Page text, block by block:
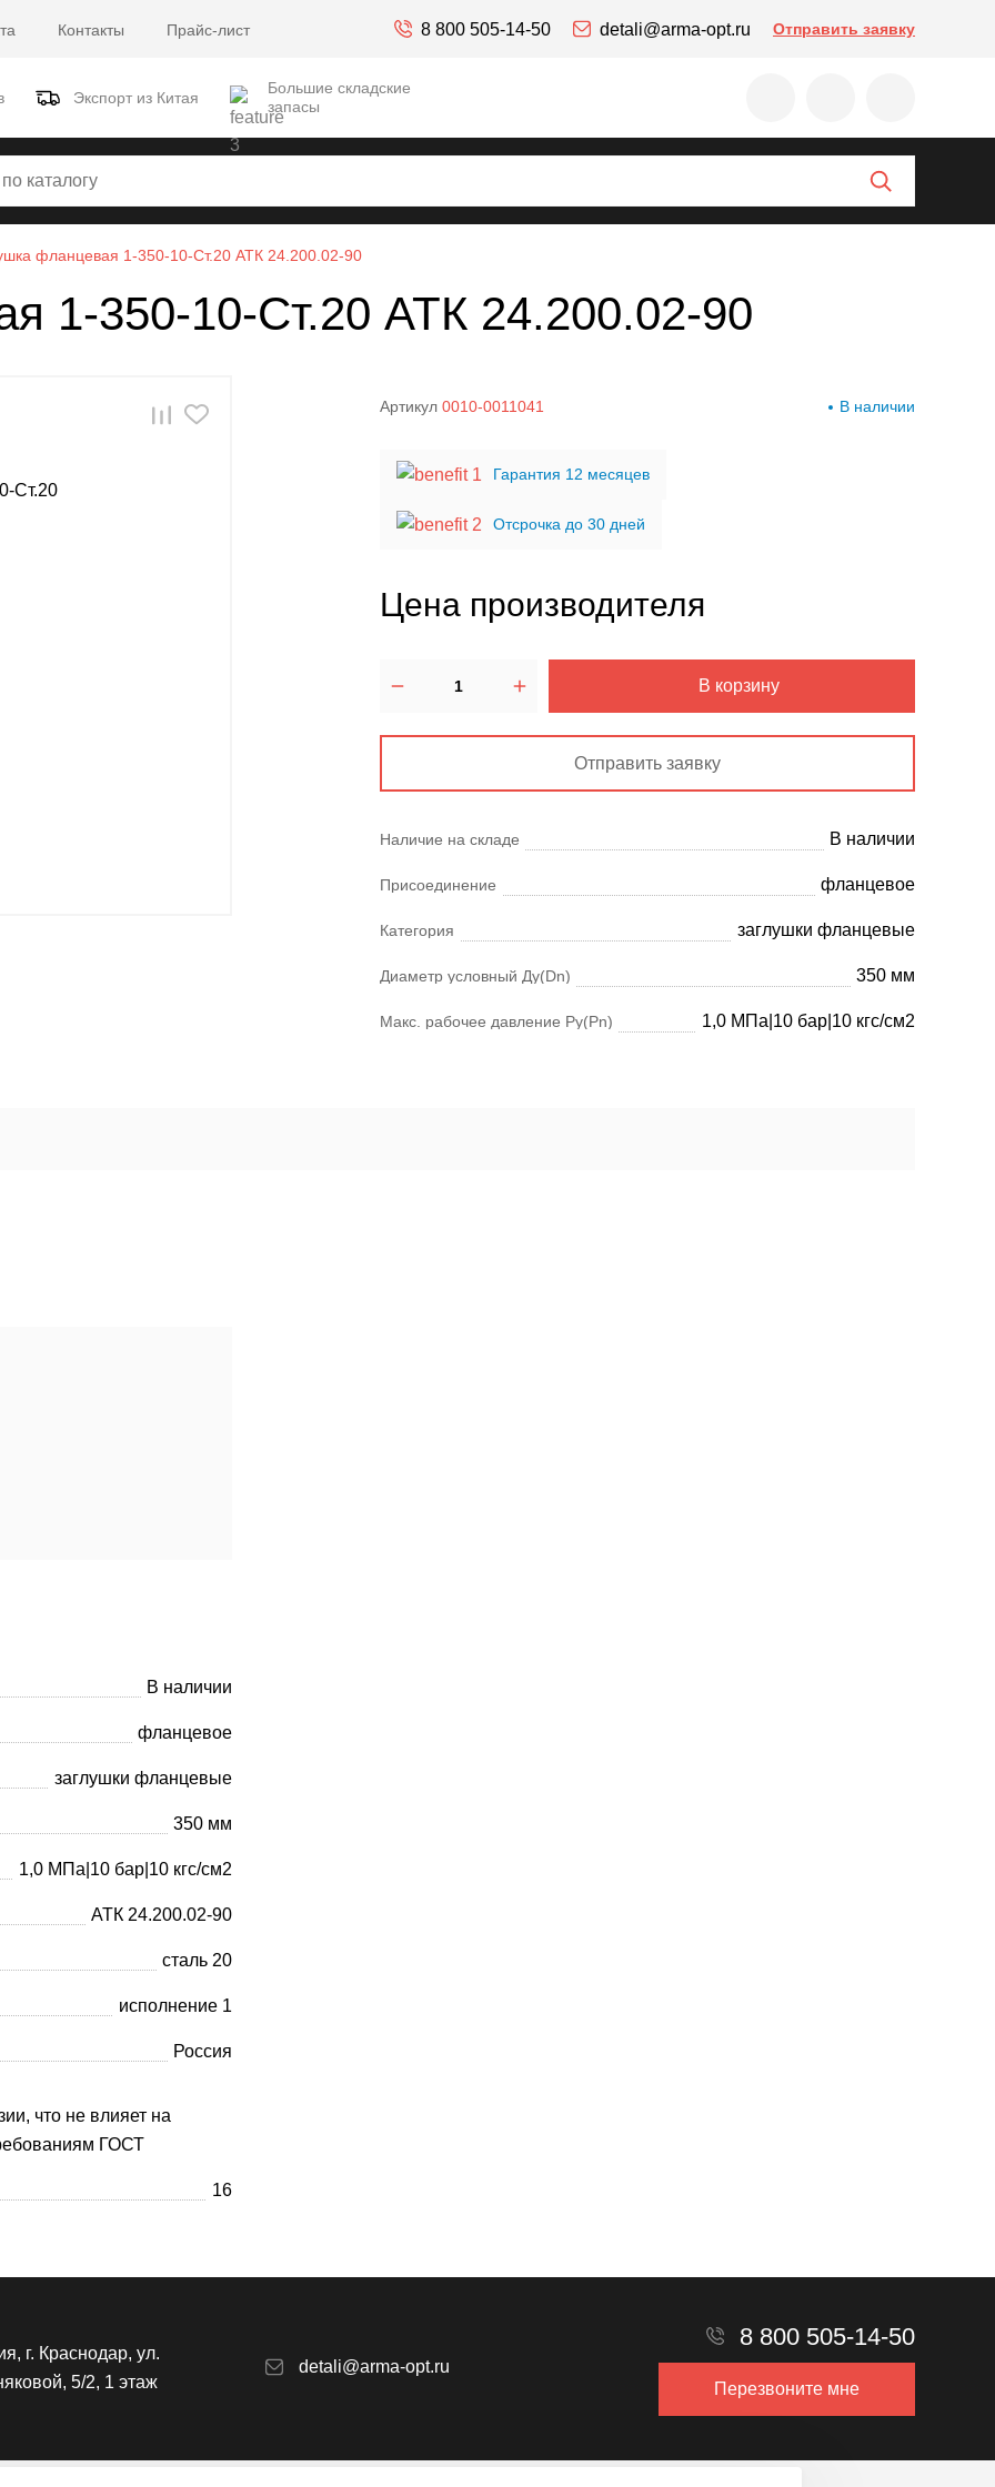
Контакты Прайс-лист 8 800 505-14-50 detali@arma-opt.ru Отправить заявку
Экспорт из Китая
Большие складские
запасы
фланцевая 1-350-10-Ст.20 АТК 24.200.02-90
1-350-10-Ст.20 АТК 24.200.02-90
Артикул 0010-0011041 В наличии
Гарантия 12 месяцев
Отсрочка до 30 дней
Цена производителя
В корзину
Отправить заявку
Наличие на складе В наличии
Присоединение фланцевое
Категория заглушки фланцевые
Диаметр условный Ду(Dn) 350 мм
Макс. рабочее давление Ру(Pn) 1,0 МПа|10 бар|10 кгс/см2
В наличии
фланцевое
заглушки фланцевые
350 мм
1,0 МПа|10 бар|10 кгс/см2
АТК 24.200.02-90
сталь 20
исполнение 1
Россия
что не влияет на
ГОСТ
16
г. Краснодар, ул.
5/2, 1 этаж
detali@arma-opt.ru
8 800 505-14-50
Перезвоните мне